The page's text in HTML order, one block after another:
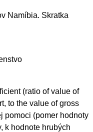
Namíbia. Skratka
(ratio of value of
to the value of gross
pomoci (pomer hodnoty
k hodnote hrubých